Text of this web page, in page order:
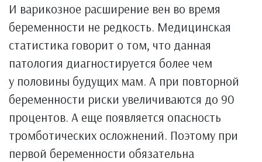
И варикозное расширение вен во время
беременности не редкость. Медицинская
статистика говорит о том, что данная
патология диагностируется более чем
у половины будущих мам. А при повторной
беременности риски увеличиваются до 90
процентов. А еще появляется опасность
тромботических осложнений. Поэтому при
первой беременности обязательна